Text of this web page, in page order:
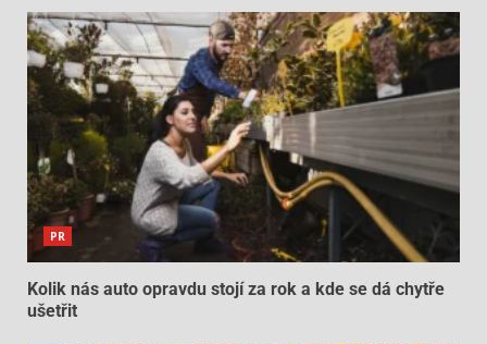
PR
Kolik nás auto opravdu stojí za rok a kde se dá chytře
ušetřit